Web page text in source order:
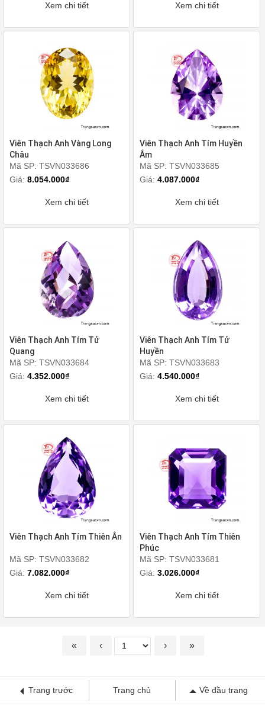
Xem chi tiết Xem chi tiết
Viên Thạch Anh Vàng Long
Châu
Mã SP: TSVN033686
Giá: 8.054.000₫
Xem chi tiết
Viên Thạch Anh Tím Huyền
Âm
Mã SP: TSVN033685
Giá:4.087.000₫
Xem chi tiết
Viên Thạch Anh Tím Tử
Quang
Mã SP: TSVN033684
Giá: 4.352.000₫
Xem chi tiết
Viên Thạch Anh Tím Tử
Huyền
Mã SP: TSVN033683
Giá:4.540.000₫
Xem chi tiết
Viên Thạch Anh Tím Thiên Ân
Mã SP: TSVN033682
Giá: 7.082.000₫
Xem chi tiết
Viên Thạch Anh Tím Thiên
Phúc
Mã SP: TSVN033681
Giá:3.026.000₫
Xem chi tiết
« ‹ › »
Trang trước Trang chủ Về đầu trang